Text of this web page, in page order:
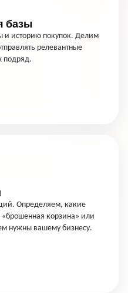
базы
и историю покупок. Делим
релевантные
подряд.
Определяем, какие
корзина» или
нужны вашему бизнесу.